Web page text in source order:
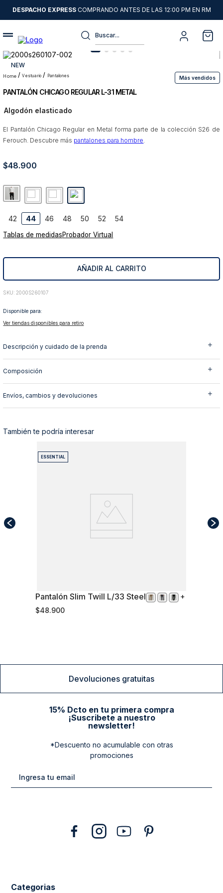
DESPACHO EXPRESSCOMPRANDO ANTES DE LAS 12:00 PM EN RM
Buscar...
NEW
vestuario pantalones Más vendidos
PANTALÓN CHICAGO REGULAR L-31 METAL
Algodón elasticado
El Pantalón Chicago Regular en Metal forma parte de la colección S26 de
Ferouch. Descubre más pantalones para hombre.
$48.900
42 44 46 48 50 52 54
Tablas de medidasProbador Virtual
AÑADIR AL CARRITO
: 2000S260107
Disponible para:
Ver tiendas disponibles para retiro
Descripción y cuidado de la prenda
Composición
Envíos, cambios y devoluciones
También te podría interesar
50
ESSENTIAL
Pantalón Slim Twill L/33 Steel
$48.900
Devoluciones gratuitas
15% Dcto en tu primera compra
¡Suscribete a nuestro
newsletter!
*Descuento no acumulable con otras
promociones
Categorias
Términos más buscados
1.
sweater
2.
chaquetas
3.
camisas
4.
pantalon
6.
jeans
8.
blazer
9.
poleron
10. abrigo